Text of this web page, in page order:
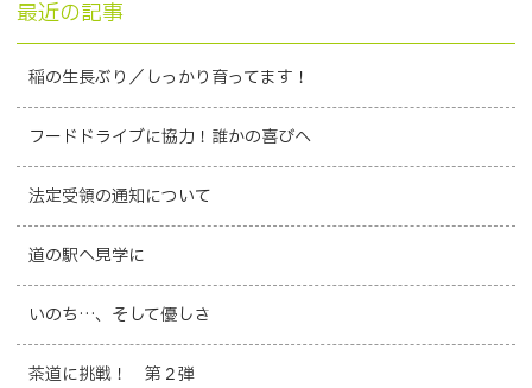
最近の記事
稲の生長ぶり／しっかり育ってます！
フードドライブに協力！誰かの喜びへ
法定受領の通知について
道の駅へ見学に
いのち…、そして優しさ
茶道に挑戦！ 第２弾